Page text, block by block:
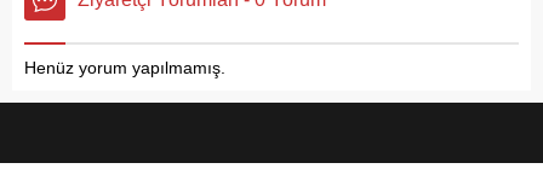
Henüz yorum yapılmamış.